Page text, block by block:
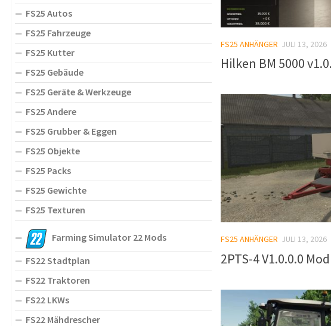
FS25 ANHÄNGER JULI 13, 2026
Hilken BM 5000
FS25 ANHÄNGER JULI 13, 2026
2PTS-4 V1.0.0.0 Mod
FS25 Autos
FS25 Fahrzeuge
FS25 Kutter
FS25 Gebäude
FS25 Geräte & Werkzeuge
FS25 Andere
FS25 Grubber & Eggen
FS25 Objekte
FS25 Packs
FS25 Gewichte
FS25 Texturen
Farming Simulator 22 Mods
FS22 Stadtplan
FS22 Traktoren
FS22 LKWs
FS22 Mähdrescher